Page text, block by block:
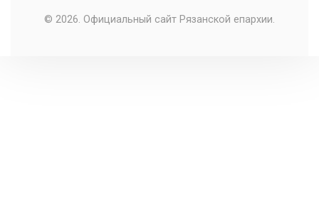
© 2026. Официальный сайт Рязанской епархии.